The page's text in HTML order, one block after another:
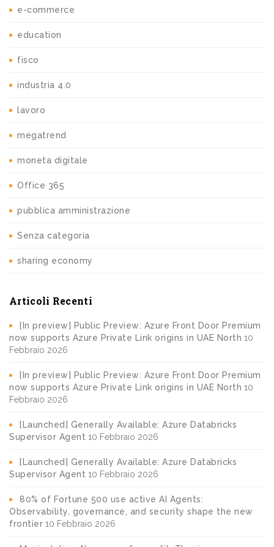
e-commerce
education
fisco
industria 4.0
lavoro
megatrend
moneta digitale
Office 365
pubblica amministrazione
Senza categoria
sharing economy
Articoli Recenti
[In preview] Public Preview: Azure Front Door Premium
now supports Azure Private Link origins in UAE North 10
Febbraio 2026
[In preview] Public Preview: Azure Front Door Premium
now supports Azure Private Link origins in UAE North 10
Febbraio 2026
[Launched] Generally Available: Azure Databricks
Supervisor Agent 10 Febbraio 2026
[Launched] Generally Available: Azure Databricks
Supervisor Agent 10 Febbraio 2026
80% of Fortune 500 use active AI Agents:
Observability, governance, and security shape the new
frontier 10 Febbraio 2026